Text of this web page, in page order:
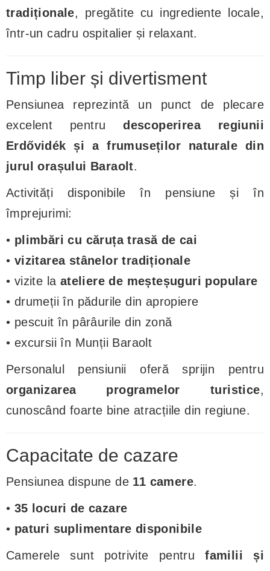
tradiționale, pregătite cu ingrediente locale,
într-un cadru ospitalier și relaxant.
Timp liber și divertisment
Pensiunea reprezintă un punct de plecare
excelent pentrudescoperirea regiunii
Erdővidék și a frumuseților naturale din
jurul orașului Baraolt.
Activități disponibile în pensiune și în
împrejurimi:
• plimbări cu căruța trasă de cai
• vizitarea stânelor tradiționale
• vizite la ateliere de meșteșuguri populare
• drumeții în pădurile din apropiere
• pescuit în pârâurile din zonă
• excursii în Munții Baraolt
Personalul pensiunii oferă sprijin pentru
organizarea programelor turistice,
cunoscând foarte bine atracțiile din regiune.
Capacitate de cazare
Pensiunea dispune de 11 camere.
• 35 locuri de cazare
• paturi suplimentare disponibile
Camerele sunt potrivite pentrufamilii și